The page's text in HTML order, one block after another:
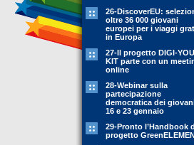
26-DiscoverEU:
oltre 36 000 giovani
europei per i viaggi
in Europa
27-Il progetto DIGI-
KIT parte con un
online
28-Webinar sulla
partecipazione
democratica dei
16 e 23 gennaio
29-Pronto l’Handbook
progetto